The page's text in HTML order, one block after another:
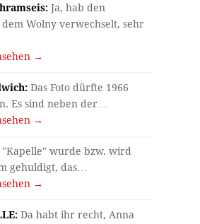
Ja, hab den
Wolny verwechselt, sehr
→
Das Foto dürfte 1966
Es sind neben der…
→
wurde bzw. wird
gehuldigt, das…
→
Da habt ihr recht, Anna